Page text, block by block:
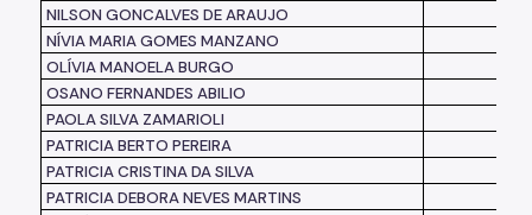
NILSON GONCALVES DE ARAUJO
NÍVIA MARIA GOMES MANZANO
OLÍVIA MANOELA BURGO
OSANO FERNANDES ABILIO
PAOLA SILVA ZAMARIOLI
PATRICIA BERTO PEREIRA
PATRICIA CRISTINA DA SILVA
PATRICIA DEBORA NEVES MARTINS